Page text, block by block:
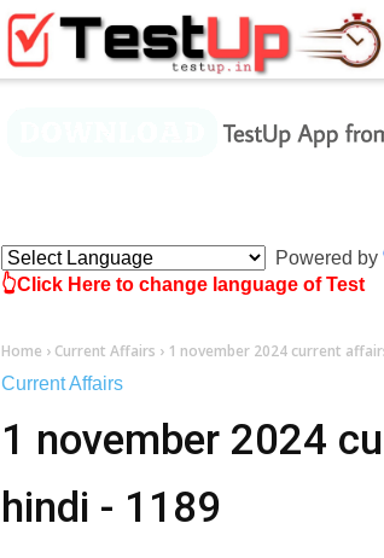
Powered by
👆Click Here to change language of Test
Home › Current Affairs › 1 november 2024 current
Current Affairs
1 november 2024
hindi - 1189